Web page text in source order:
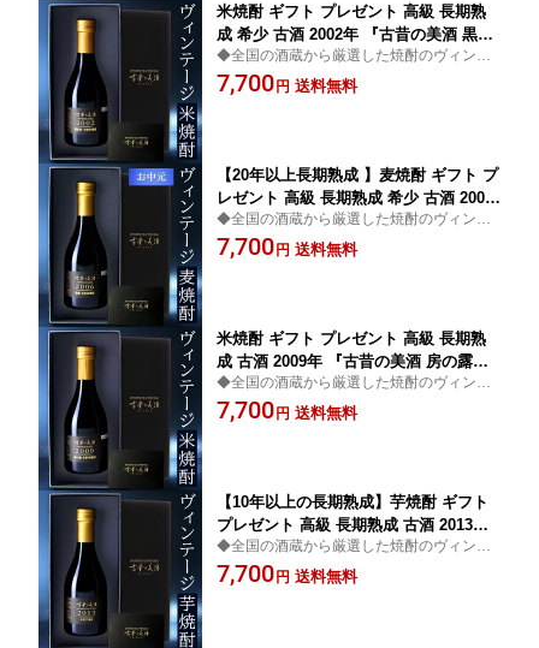
米焼酎 ギフト プレゼント 高級 長期熟
成 希少 古酒 2002年 『古昔の美酒 黒松
翁』 / 父の日 お中元 御中元 ギフト 送料
無料 お酒 本格焼酎 誕生日 お父さん 父
◆全国の酒蔵から厳選した焼酎のヴィンテ
ージ古酒ブランド◆高級 お酒 焼酎 米焼酎
ギフト プレゼント お父さん 父 義父 お祝い
7,700 円 送料無料
【20年以上長期熟成 】麦焼酎 ギフト プ
レゼント 高級 長期熟成 希少 古酒 2006
年 『古昔の美酒 瑞鷹』 / 父の日 ギフト
お中元 御中元 お酒 お祝い 送別会 歓送
◆全国の酒蔵から厳選した焼酎のヴィンテ
ージ古酒ブランド◆高級 お酒 焼酎 麦焼酎
ギフト プレゼント お父さん 父 義父 お祝い
7,700 円 送料無料
米焼酎 ギフト プレゼント 高級 長期熟
成 古酒 2009年 『古昔の美酒 房の露』 /
父の日 お中元 御中元 ギフト 送料無料
本格焼酎 お酒 誕生日 お父さん 父 義父
◆全国の酒蔵から厳選した焼酎のヴィンテ
ージ古酒ブランド◆高級 お酒 焼酎 米焼酎
ギフト プレゼント お父さん 父 義父 お祝い
7,700 円 送料無料
【10年以上の長期熟成】芋焼酎 ギフト
プレゼント 高級 長期熟成 古酒 2013年
『古昔の美酒 芋焼酎 2013』 / 父の日 ギ
フト お中元 御中元 送料無料 お酒 本格
◆全国の酒蔵から厳選した焼酎のヴィンテ
ージ古酒ブランド◆高級 お酒 焼酎 芋焼酎
ギフト プレゼント お父さん 父 義父 お祝い
7,700 円 送料無料